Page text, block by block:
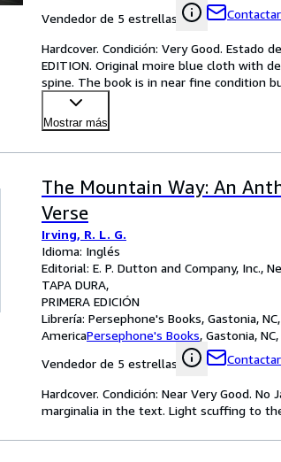
Vendedor de 5 estrellas
Hardcover. Condición: Very Good. Estado
EDITION. Original moire blue cloth with
spine. The book is in near fine condition
Mostrar más
The Mountain Way: An
Verse
Irving, R. L. G.
Idioma: Inglés
Editorial: E. P. Dutton and Company, Inc.,
TAPA DURA
PRIMERA EDICIÓN
Librería: Persephone's Books, Gastonia,
AmericaPersephone's Books, Gastonia,
Vendedor de 5 estrellas
Hardcover. Condición: Near Very Good.
marginalia in the text. Light scuffing to